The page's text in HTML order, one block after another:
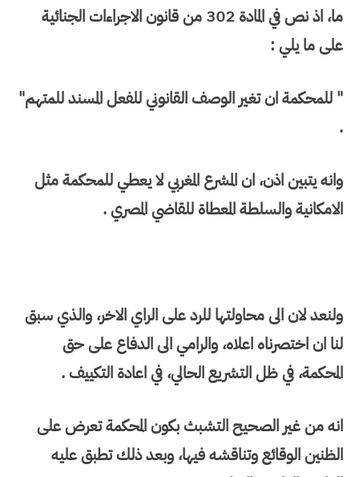
ما، اذ نص في المادة 302 من قانون الاجراءات الجنائية
على ما يلي :
" للمحكمة ان تغير الوصف القانوني للفعل المسند للمتهم"
.
وانه يتبين اذن، ان المشرع المغربي لا يعطي للمحكمة مثل
الامكانية والسلطة المعطاة للقاضي المصري .
ولنعد لان الى محاولتها للرد على الراي الاخر، والذي سبق
لنا ان اختصرناه اعلاه، والرامي الى الدفاع على حق
المحكمة، في ظل التشريع الحالي، في اعادة التكييف .
انه من غير الصحيح التشبث بكون المحكمة تعرض على
الظنين الوقائع وتناقشه فيها، وبعد ذلك تطبق عليه